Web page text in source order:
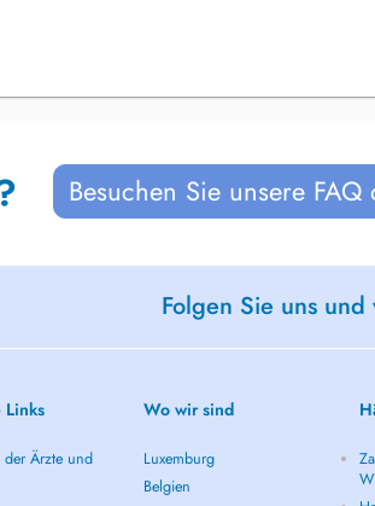
Besuchen Sie unsere
Folgen Sie uns
der Ärzte und
Wo wir sind
Luxemburg
Belgien